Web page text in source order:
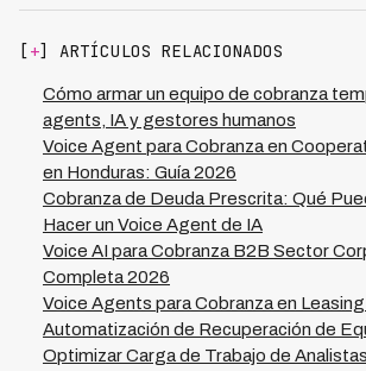
plataformas graban, transcriben y
automáticamente. La integración es
comparado con semanas que requieren
tradicionales. Actualización en tiempo
agents cuando cliente paga, evitando
innecesarias.
a $28,000 mensuales (-$47,000)
recuperación de $1.44M a $2.24M
Beneficio mensual total: $847,000 MXN.
inicial de $80,000-$120,000 MXN, el
alcanza en 4-6 semanas. Beneficios
reducción de write-offs de 4% a 2.5%
aumento del 35-45% en probabilidad de
tomen créditos futuros (mejora de LTV),
riesgos de violaciones regulatorias. El
en fintechs de alto crecimiento donde
instantánea evita necesidad de
grandes.
[+] ARTÍCULOS RELACIONADOS
Cómo armar un equipo de cobranza
agents, IA y gestores humanos
Voice Agent para Cobranza en
en Honduras: Guía 2026
Cobranza de Deuda Prescrita: Qué
Hacer un Voice Agent de IA
Voice AI para Cobranza B2B Sector
Completa 2026
Voice Agents para Cobranza en
Automatización de Recuperación de
Optimizar Carga de Trabajo de